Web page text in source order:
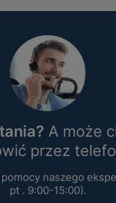
A może
przez
naszego
pt . 9:00-15:00).